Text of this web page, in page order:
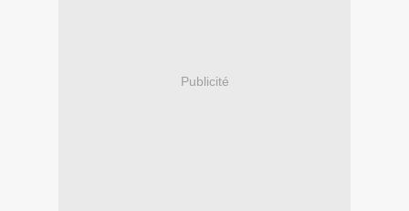
Publicité